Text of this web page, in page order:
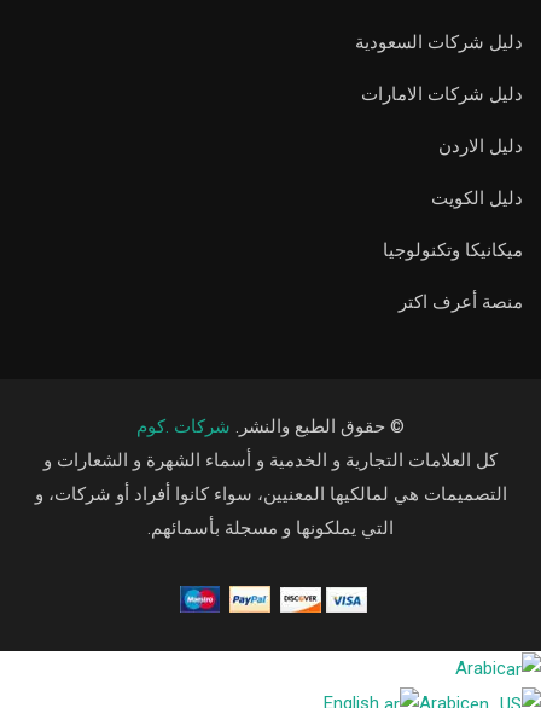
دليل شركات السعودية
دليل شركات الامارات
دليل الاردن
دليل الكويت
ميكانيكا وتكنولوجيا
منصة أعرف اكتر
© حقوق الطبع والنشر. شركات .كوم
كل العلامات التجارية و الخدمية و أسماء الشهرة و الشعارات و
التصميمات هي لمالكيها المعنيين، سواء كانوا أفراد أو شركات، و
التي يملكونها و مسجلة بأسمائهم.
Arabic
English
Arabic